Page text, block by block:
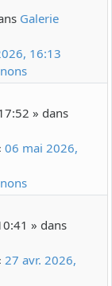
Galerie
16:13
» dans
06 mai 2026,
» dans
27 avr. 2026,